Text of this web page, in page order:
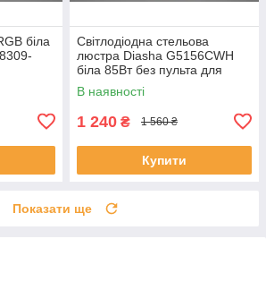
біла
Світлодіодна стельова
люстра Diasha G5156CWH
біла 85Вт без пульта для
вітальні WG5156/C WH
В наявності
1 240 ₴ 1 560 ₴
Купити
Показати ще